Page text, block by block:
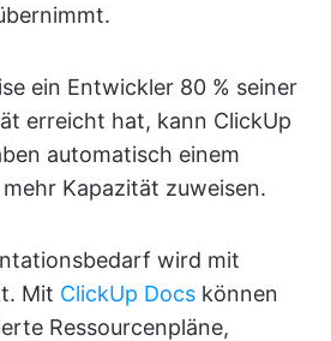
ein Entwickler 80 % seiner
erreicht hat, kann ClickUp
automatisch einem
Kapazität zuweisen.
wird mit
Mit ClickUp Docs können
Ressourcenpläne,